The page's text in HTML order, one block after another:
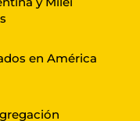
en América